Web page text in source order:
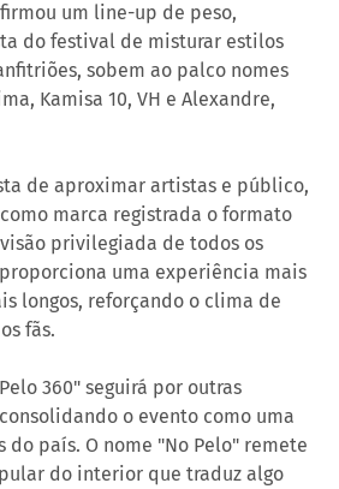
um line-up de peso,
do festival de misturar estilos
sobem ao palco nomes
Kamisa 10, VH e Alexandre,
de aproximar artistas e público,
marca registrada o formato
privilegiada de todos os
uma experiência mais
longos, reforçando o clima de
fãs.
360" seguirá por outras
o evento como uma
país. O nome "No Pelo" remete
do interior que traduz algo